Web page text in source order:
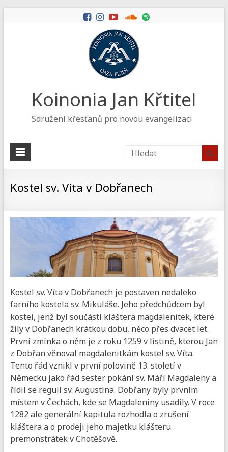
Koinonia Jan Křtitel
Sdružení křesťanů pro novou evangelizaci
Kostel sv. Víta v Dobřanech
Kostel sv. Víta v Dobřanech je postaven nedaleko
farního kostela sv. Mikuláše. Jeho předchůdcem byl
kostel, jenž byl součástí kláštera magdalenitek, které
žily v Dobřanech krátkou dobu, něco přes dvacet let.
První zmínka o něm je z roku 1259 v listině, kterou Jan
z Dobřan věnoval magdalenitkám kostel sv. Víta.
Tento řád vznikl v první polovině 13. století v
Německu jako řád sester pokání sv. Máří Magdaleny a
řídil se regulí sv. Augustina. Dobřany byly prvním
místem v Čechách, kde se Magdaleniny usadily. V roce
1282 ale generální kapitula rozhodla o zrušení
kláštera a o prodeji jeho majetku klášteru
premonstrátek v Chotěšově.